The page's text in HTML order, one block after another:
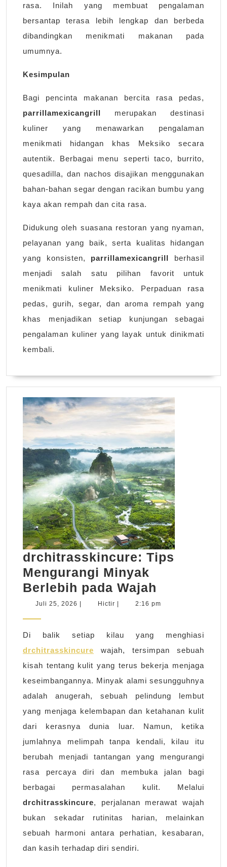
rasa. Inilah yang membuat pengalaman
bersantap terasa lebih lengkap dan berbeda
dibandingkan menikmati makanan pada
umumnya.
Kesimpulan
Bagi pencinta makanan bercita rasa pedas,
parrillamexicangrill
merupakan destinasi
kuliner yang menawarkan pengalaman
menikmati hidangan khas Meksiko secara
autentik. Berbagai menu seperti taco, burrito,
quesadilla, dan nachos disajikan menggunakan
bahan-bahan segar dengan racikan bumbu yang
kaya akan rempah dan cita rasa.
Didukung oleh suasana restoran yang nyaman,
pelayanan yang baik, serta kualitas hidangan
yang konsisten, parrillamexicangrill
berhasil
menjadi salah satu pilihan favorit untuk
menikmati kuliner Meksiko. Perpaduan rasa
pedas, gurih, segar, dan aroma rempah yang
khas menjadikan setiap kunjungan sebagai
pengalaman kuliner yang layak untuk dinikmati
kembali.
drchitrasskincure: Tips
Mengurangi Minyak
Berlebih pada Wajah
Tips
Minyak
Berlebih
pada
Wajah
Juli 25, 2026 Juli
Hictir Hictir 2:16 pm
Di balik setiap kilau yang menghiasi
drchitrasskincure wajah, tersimpan sebuah
kisah tentang kulit yang terus bekerja menjaga
keseimbangannya. Minyak alami sesungguhnya
adalah anugerah, sebuah pelindung lembut
yang menjaga kelembapan dan ketahanan kulit
dari kerasnya dunia luar. Namun, ketika
jumlahnya melimpah tanpa kendali, kilau itu
berubah menjadi tantangan yang mengurangi
rasa percaya diri dan membuka jalan bagi
berbagai permasalahan kulit. Melalui
drchitrasskincure, perjalanan merawat wajah
bukan sekadar rutinitas harian, melainkan
sebuah harmoni antara perhatian, kesabaran,
dan kasih terhadap diri sendiri.